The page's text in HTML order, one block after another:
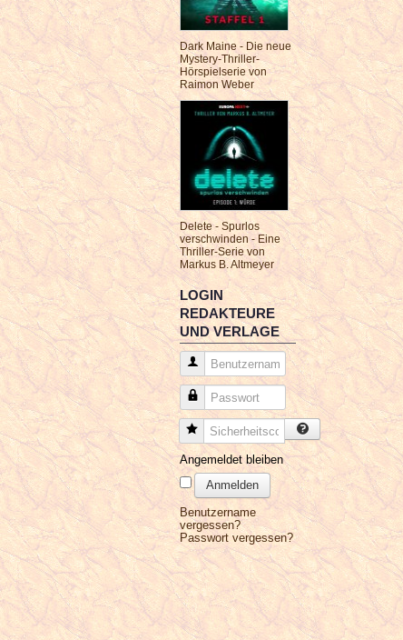
Dark Maine - Die neue
Mystery-Thriller-
Hörspielserie von
Raimon Weber
Delete - Spurlos
verschwinden - Eine
Thriller-Serie von
Markus B. Altmeyer
LOGIN
REDAKTEURE
UND VERLAGE
Benutzername
Passwort
Sicherheitscode
Angemeldet bleiben
Anmelden
Benutzername
vergessen?
Passwort vergessen?